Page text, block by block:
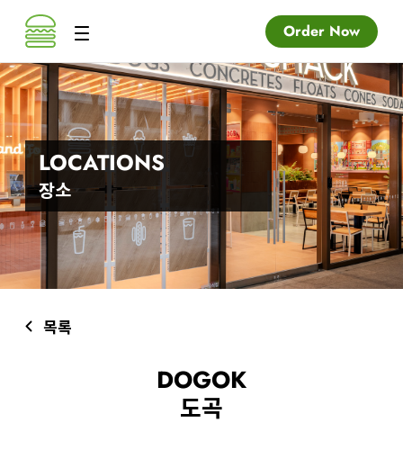
Order Now
LOCATIONS
장소
목록
DOGOK
도곡